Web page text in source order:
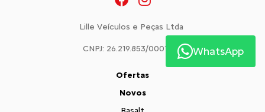
Lille Veículos e Peças Ltda
CNPJ: 26.219.853/0001-02
Ofertas
Novos
WhatsApp